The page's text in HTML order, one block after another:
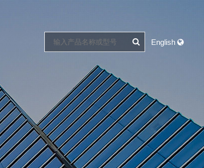
English